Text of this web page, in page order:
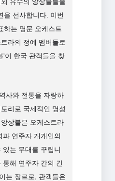
유수의 앙상블들을
을 선사합니다. 이번
하는 명문 오케스트
라의 정예 멤버들로
'이 한국 관객들을 찾
사와 전통을 자랑하
리로 국제적인 명성
상블은 오케스트라
연주자 개개인의
는 무대를 꾸립니
해 연주자 간의 긴
는 장르로, 관객들은